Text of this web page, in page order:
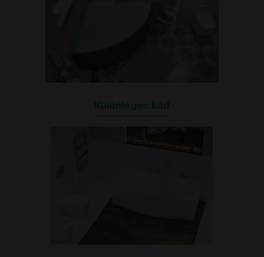
Különleges kád